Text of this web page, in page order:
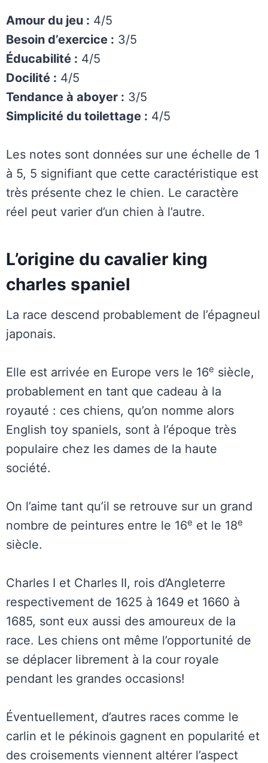
Amour du jeu : 4/5
Besoin d’exercice : 3/5
Éducabilité : 4/5
Docilité : 4/5
Tendance à aboyer : 3/5
Simplicité du toilettage : 4/5
Les notes sont données sur une échelle de 1
à 5, 5 signifiant que cette caractéristique est
très présente chez le chien. Le caractère
réel peut varier d’un chien à l’autre.
L’origine du cavalier king
charles spaniel
La race descend probablement de l’épagneul
japonais.
Elle est arrivée en Europe vers le 16e siècle,
probablement en tant que cadeau à la
royauté : ces chiens, qu’on nomme alors
English toy spaniels, sont à l’époque très
populaire chez les dames de la haute
société.
On l’aime tant qu’il se retrouve sur un grand
nombre de peintures entre le 16e et le 18e
siècle.
Charles I et Charles II, rois d’Angleterre
respectivement de 1625 à 1649 et 1660 à
1685, sont eux aussi des amoureux de la
race. Les chiens ont même l’opportunité de
se déplacer librement à la cour royale
pendant les grandes occasions!
Éventuellement, d’autres races comme le
carlin et le pékinois gagnent en popularité et
des croisements viennent altérer l’aspect